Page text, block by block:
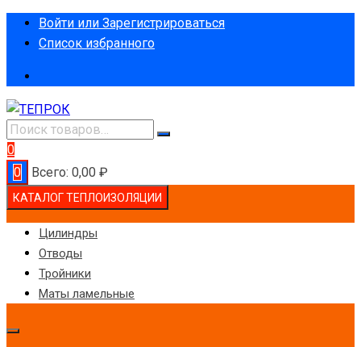
ПерейтиВойти или Зарегистрироваться
Список избранного
0
0
Всего: 0,00 ₽
КАТАЛОГ ТЕПЛОИЗОЛЯЦИИ
Цилиндры
Отводы
Тройники
Маты ламельные